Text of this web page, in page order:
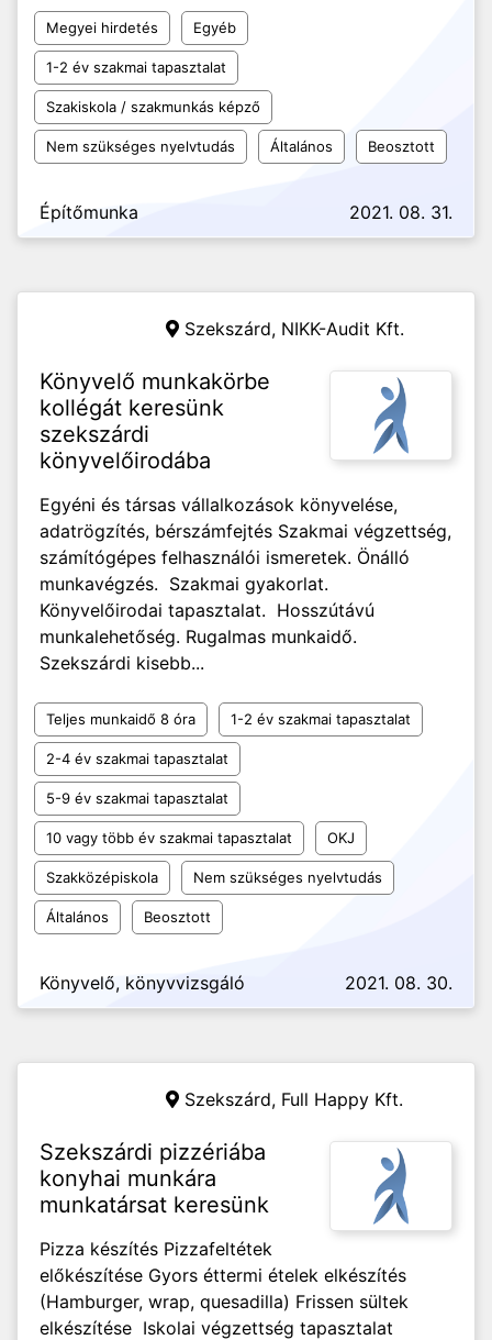
Megyei hirdetés Egyéb
1-2 év szakmai tapasztalat
Szakiskola / szakmunkás képző
Nem szükséges nyelvtudás Általános Beosztott
Építőmunka 2021. 08. 31.
Szekszárd, NIKK-Audit Kft.
Könyvelő munkakörbe
kollégát keresünk
szekszárdi
könyvelőirodába
Egyéni és társas vállalkozások könyvelése,
adatrögzítés, bérszámfejtés Szakmai végzettség,
számítógépes felhasználói ismeretek. Önálló
munkavégzés. Szakmai gyakorlat.
Könyvelőirodai tapasztalat. Hosszútávú
munkalehetőség. Rugalmas munkaidő.
Szekszárdi kisebb...
Teljes munkaidő 8 óra 1-2 év szakmai tapasztalat
2-4 év szakmai tapasztalat
5-9 év szakmai tapasztalat
10 vagy több év szakmai tapasztalat OKJ
Szakközépiskola Nem szükséges nyelvtudás
Általános Beosztott
Könyvelő, könyvvizsgáló 2021. 08. 30.
Szekszárd, Full Happy Kft.
Szekszárdi pizzériába
konyhai munkára
munkatársat keresünk
Pizza készítés Pizzafeltétek
előkészítése Gyors éttermi ételek elkészítés
(Hamburger, wrap, quesadilla) Frissen sültek
elkészítése Iskolai végzettség tapasztalat